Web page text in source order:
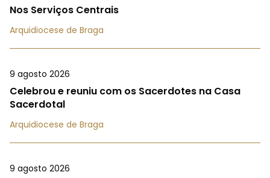
Nos Serviços Centrais
Arquidiocese de Braga
9 agosto 2026
Celebrou e reuniu com os Sacerdotes na Casa
Sacerdotal
Arquidiocese de Braga
9 agosto 2026